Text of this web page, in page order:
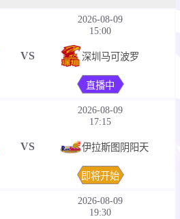
2026-08-09
15:00
VS 深圳马可波罗
直播中
2026-08-09
17:15
VS 伊拉斯图阴阳天
即将开始
2026-08-09
19:30